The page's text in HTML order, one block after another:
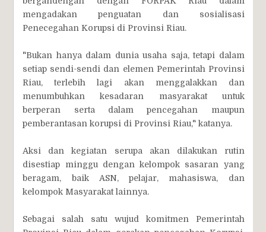
mengadakan penguatan dan sosialisasi
Penecegahan Korupsi di Provinsi Riau.
"Bukan hanya dalam dunia usaha saja, tetapi dalam
setiap sendi-sendi dan elemen Pemerintah Provinsi
Riau, terlebih lagi akan menggalakkan dan
menumbuhkan kesadaran masyarakat untuk
berperan serta dalam pencegahan maupun
pemberantasan korupsi di Provinsi Riau," katanya.
Aksi dan kegiatan serupa akan dilakukan rutin
disestiap minggu dengan kelompok sasaran yang
beragam, baik ASN, pelajar, mahasiswa, dan
kelompok Masyarakat lainnya.
Sebagai salah satu wujud komitmen Pemerintah